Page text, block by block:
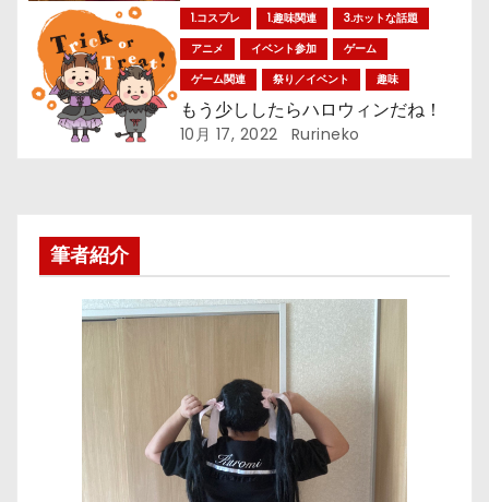
ョ
ン
1.コスプレ 1.趣味関連
3.ホットな話題
アニメ
イベント参加
ゲーム
ゲーム関連
祭り／イベント 趣味
もう少ししたらハロウィンだね！
10月 17, 2022 Rurineko
筆者紹介